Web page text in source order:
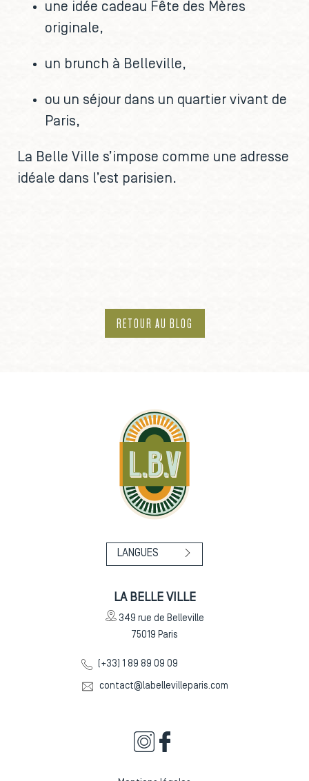
une idée cadeau Fête des Mères
originale,
un brunch à Belleville,
ou un séjour dans un quartier vivant de
Paris,
La Belle Ville s’impose comme une adresse
idéale dans l’est parisien.
RETOUR AU BLOG
LANGUES
LA BELLE VILLE
349 rue de Belleville
75019 Paris
(+33) 1 89 89 09 09
contact@labellevilleparis.com